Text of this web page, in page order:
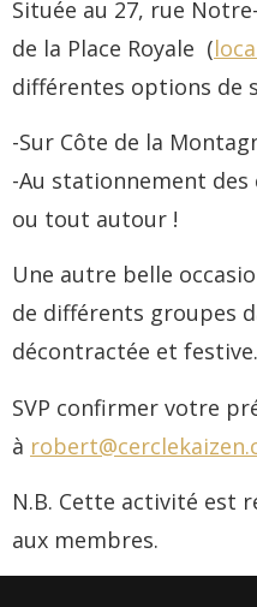
Située au 27, rue
de la Place Royale (
différentes options de
-Sur Côte de la
-Au stationnement
ou tout autour !
Une autre belle
de différents groupes
décontractée et festive.
SVP confirmer votre
à
N.B. Cette activité est
aux membres.